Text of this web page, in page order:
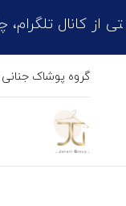
چک
گروه پوشاک جنانی